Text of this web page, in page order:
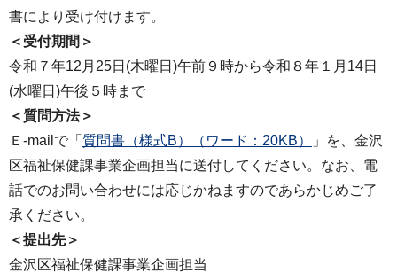
書により受け付けます。
＜受付期間＞
令和７年12⽉25⽇(木曜⽇)午前９時から令和８年１⽉14⽇
(水曜⽇)午後５時まで
＜質問⽅法＞
Ｅ-mailで「 質問書（様式B）（ワード：20KB）
」を、金沢
区福祉保健課事業企画担当に送付してください。なお、電
話でのお問い合わせには応じかねますのであらかじめご了
承ください。
＜提出先＞
金沢区福祉保健課事業企画担当